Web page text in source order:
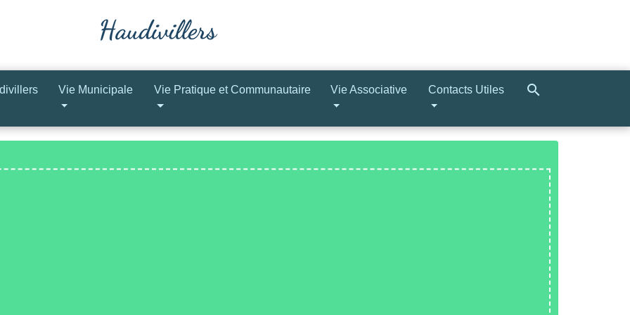
Vie Municipale Vie Pratique et Communautaire Vie Associative Contacts Utiles search